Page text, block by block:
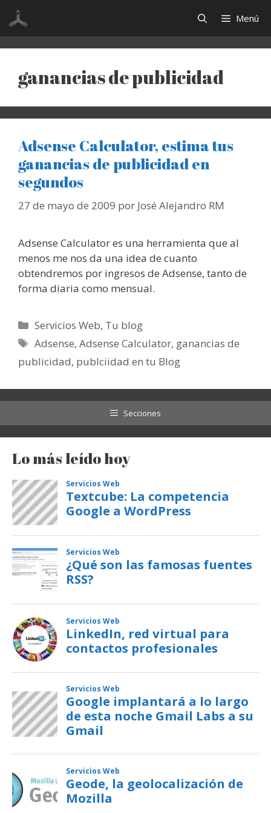
Saltar
contenido
Menú
ganancias de publicidad
Adsense Calculator, estima tus
ganancias de publicidad en
segundos
27 de mayo de 2009 por José Alejandro RM
Adsense Calculator es una herramienta que al
menos me nos da una idea de cuanto
obtendremos por ingresos de Adsense, tanto de
forma diaria como mensual.
Categorías
Servicios Web, Tu blog
Etiquetas
Adsense,Adsense Calculator, ganancias de
publicidad, publciidad en tu Blog
Secciones
Lo más leído hoy